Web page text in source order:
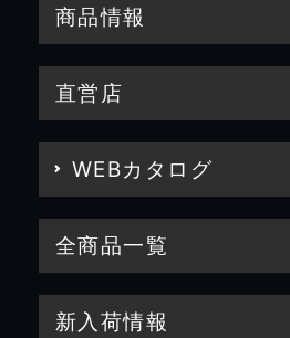
商品情報
直営店
WEBカタログ
全商品一覧
新入荷情報